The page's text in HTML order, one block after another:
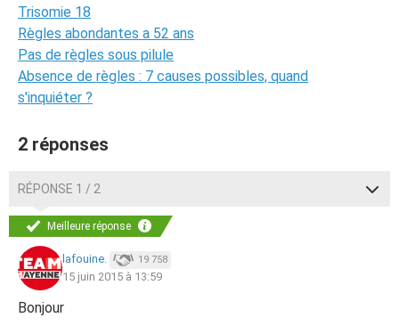
Je n'ai jamais pris de pilules et suis vierge.
Je devrais peut être aussi préciser que durant mes
"périodes de règles/non règles" j'avais parfois des pertes
assez brunes voire noires.
Trisomie 18
Règles abondantes a 52 ans
Pas de règles sous pilule
Absence de règles : 7 causes possibles, quand
s'inquiéter ?
2 réponses
RÉPONSE 1 / 2
Meilleure réponse
lafouine. 19 758
15 juin 2015 à 13:59
Bonjour